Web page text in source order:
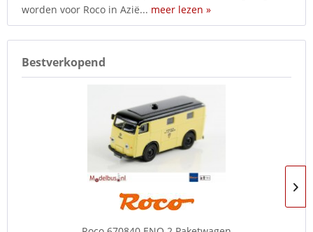
worden voor Roco in Azië... meer lezen »
Bestverkopend